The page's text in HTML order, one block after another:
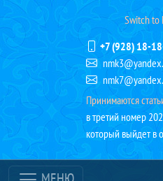
Switch to
+7 (928) 18-
Принимаются
в третий номер
который выйдет в